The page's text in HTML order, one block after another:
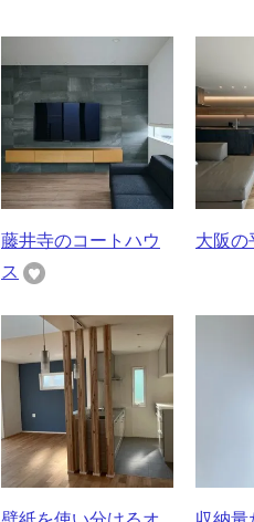
藤井寺のコートハウ
ス
大阪の